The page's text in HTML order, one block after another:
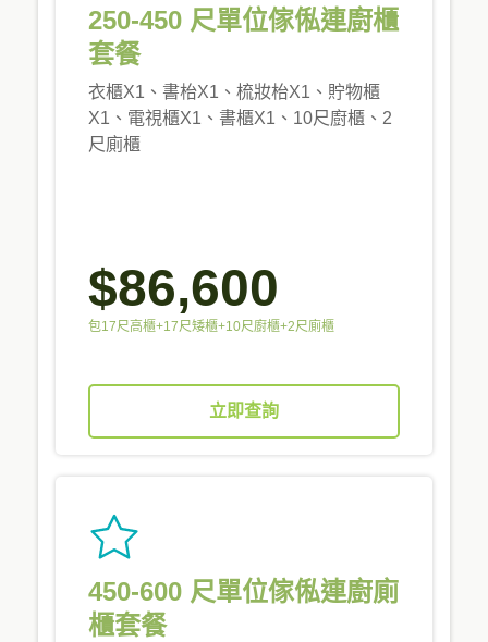
250-450 尺單位傢俬連廚櫃
套餐
衣櫃X1、書枱X1、梳妝枱X1、貯物櫃
X1、電視櫃X1、書櫃X1、10尺廚櫃、2
尺廁櫃
$86,600
包17尺高櫃+17尺矮櫃+10尺廚櫃+2尺廁櫃
立即查詢
450-600 尺單位傢俬連廚廁
櫃套餐